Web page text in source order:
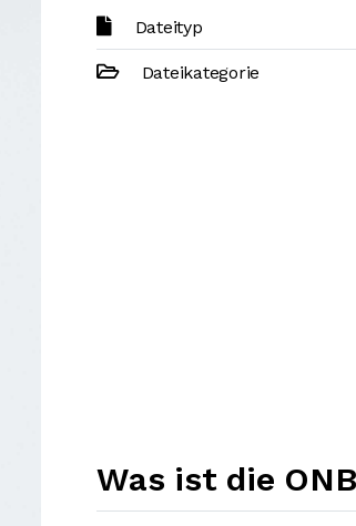
Dateityp
Dateikategorie
Was ist die